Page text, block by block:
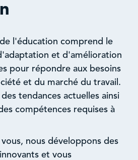
l'éducation comprend le
et d'amélioration
pour répondre aux besoins
et du marché du travail.
tendances actuelles ainsi
compétences requises à
nous développons des
et vous